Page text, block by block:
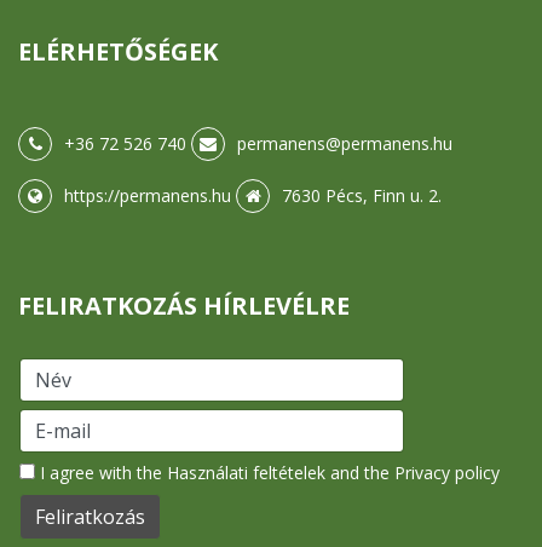
ELÉRHETŐSÉGEK
+36 72 526 740 permanens@permanens.hu
https://permanens.hu 7630 Pécs, Finn u. 2.
FELIRATKOZÁS HÍRLEVÉLRE
I agree with the Használati feltételek and the Privacy policy